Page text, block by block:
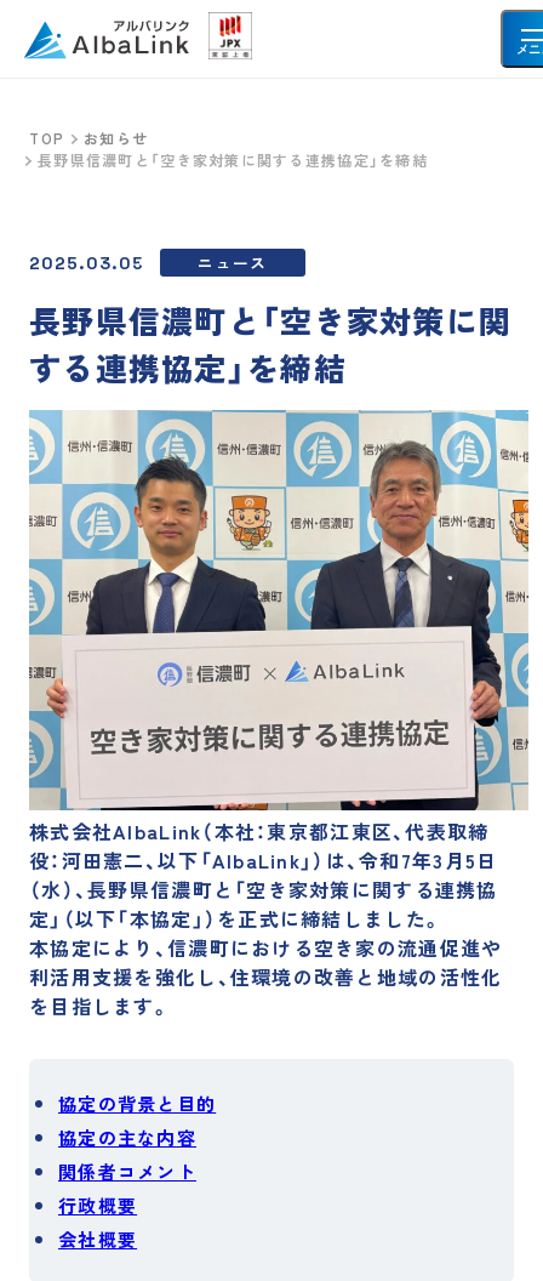
メ
空き家・不動産を売りたい方へ
借地・底地
土地
お客様の声
会社情報
企業理念
事業紹介
経営陣紹介
会社概要・沿革
支店一覧
サステナビリティ
自治体の方へ
IR情報
お知らせ
不動産売却の無料査定
相続や不動産に関するご相談
採用サイト
運営メディア
TOP
お知らせ
長野県信濃町と「空き家対策に関する連携協定」を締結
2025.03.05 ニュース
長野県信濃町と「空き家対策に関
する連携協定」を締結
株式会社AlbaLink（本社：東京都江東区、代表取締
役：河田憲二、以下「AlbaLink」）は、令和7年3月5日
（水）、長野県信濃町と「空き家対策に関する連携協
定」（以下「本協定」）を正式に締結しました。
本協定により、信濃町における空き家の流通促進や
利活用支援を強化し、住環境の改善と地域の活性化
を目指します。
協定の背景と目的
協定の主な内容
関係者コメント
行政概要
会社概要